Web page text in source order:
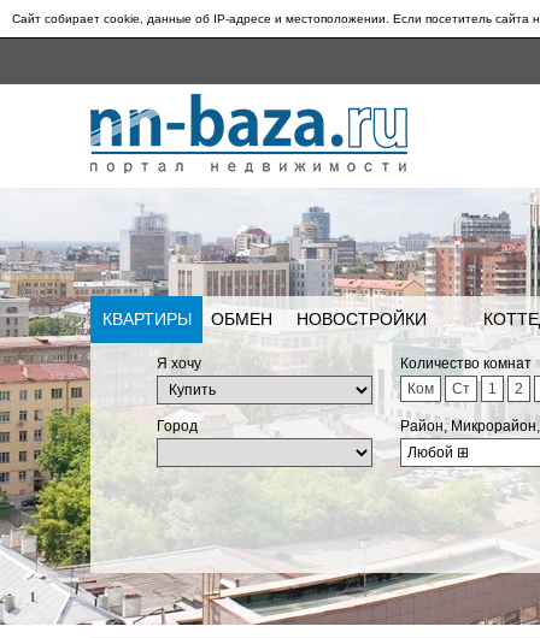
Сайт собирает cookie, данные об IP-адресе и местоположении. Если посетитель сайта
КВАРТИРЫ ОБМЕН НОВОСТРОЙКИ
Я хочу
Количество комнат
Ком
Ст 1 2
Город
Район,
Любой ⊞